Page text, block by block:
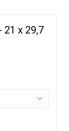
21 x 29,7